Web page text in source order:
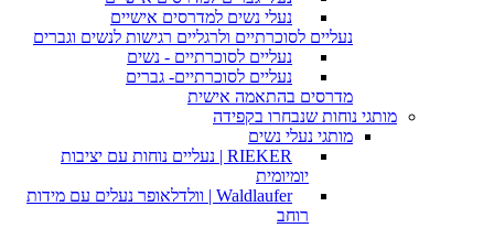
נעלי נשים למדרסים אישיים
נעליים לסוכרתיים ולרגליים רגישות לנשים וגברים
נעליים לסוכרתיים - נשים
נעליים לסוכרתיים- גברים
מדרסים בהתאמה אישית
מותגי נוחות שנבחרו בקפידה
מותגי נעלי נשים
RIEKER | נעליים נוחות עם יציבות
יומיומית
Waldlaufer | וולדלאופר נעלים עם מידות
רוחב